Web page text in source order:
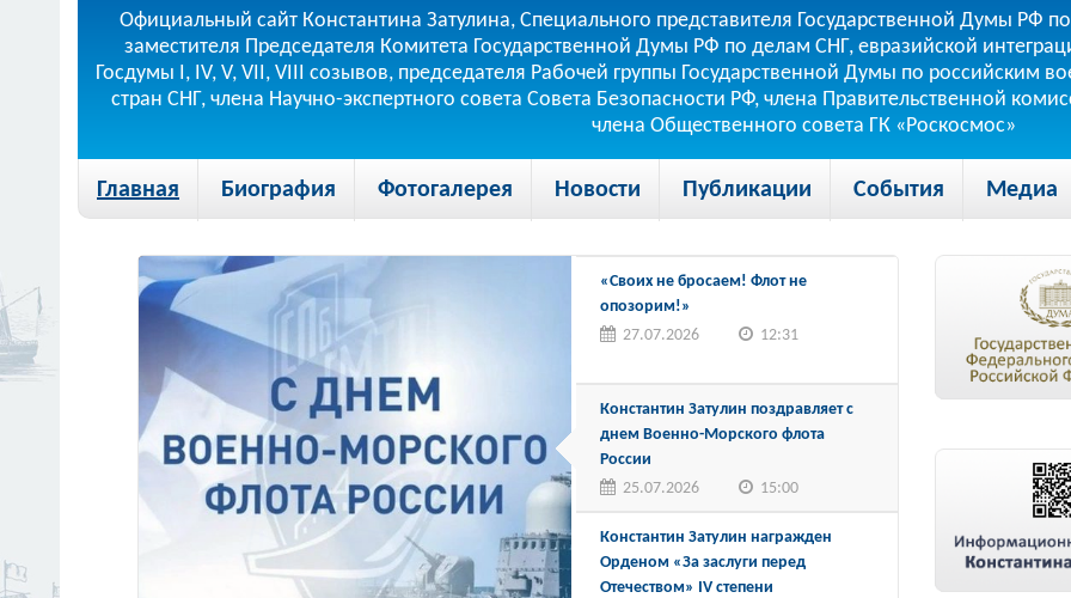
Официальный сайт Константина Затулина, Специального представителя Государственной Думы РФ
заместителя Председателя Комитета Государственной Думы РФ по делам СНГ, евразийской
Госдумы I, IV, V, VII, VIII созывов, председателя Рабочей группы Государственной Думы по российским
стран СНГ, члена Научно-экспертного совета Совета Безопасности РФ, члена Правительственной
члена Общественного совета ГК «Роскосмос»
Главная Биография Фотогалерея Новости Публикации События Медиа
«Своих не бросаем! Флот не
опозорим!»
27.07.2026
12:31
Константин Затулин поздравляет с
днем Военно-Морского флота
России
25.07.2026
15:00
Константин Затулин награжден
Орденом «За заслуги перед
Отечеством» IV степени